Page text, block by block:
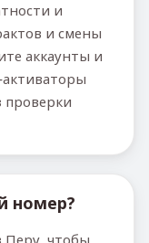
и
и смены
аккаунты и
проверки
номер?
Перу, чтобы